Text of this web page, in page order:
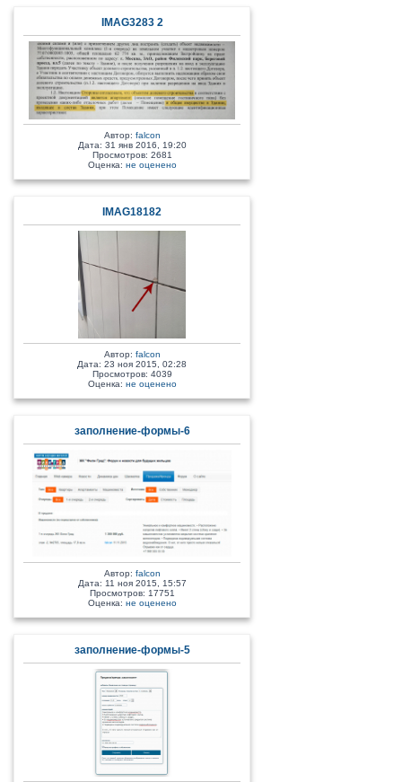
IMAG3283 2
Автор: falcon
Дата: 31 янв 2016, 19:20
Просмотров: 2681
Оценка: не оценено
IMAG18182
Автор: falcon
Дата: 23 ноя 2015, 02:28
Просмотров: 4039
Оценка: не оценено
заполнение-формы-6
Автор: falcon
Дата: 11 ноя 2015, 15:57
Просмотров: 17751
Оценка: не оценено
заполнение-формы-5